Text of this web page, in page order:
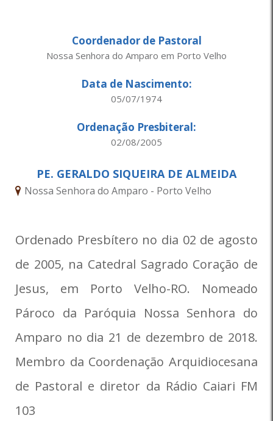
Coordenador de Pastoral
Nossa Senhora do Amparo em Porto Velho
Data de Nascimento:
05/07/1974
Ordenação Presbiteral:
02/08/2005
PE. GERALDO SIQUEIRA DE ALMEIDA
Nossa Senhora do Amparo - Porto Velho
Ordenado Presbítero no dia 02 de agosto
de 2005, na Catedral Sagrado Coração de
Jesus, em Porto Velho-RO. Nomeado
Pároco da Paróquia Nossa Senhora do
Amparo no dia 21 de dezembro de 2018.
Membro da Coordenação Arquidiocesana
de Pastoral e diretor da Rádio Caiari FM
103